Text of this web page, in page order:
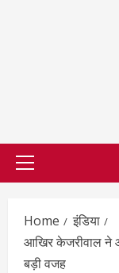
Primary
Home
इंडिया
आखिर केजरीवाल ने
बड़ी वजह